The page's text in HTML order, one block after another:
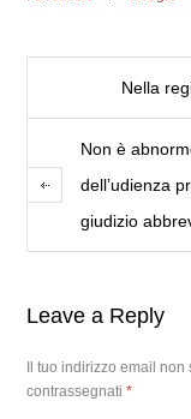
Nella
Non è
dell’udienza
giudizio
Leave a Reply
Il tuo indirizzo email
contrassegnati*